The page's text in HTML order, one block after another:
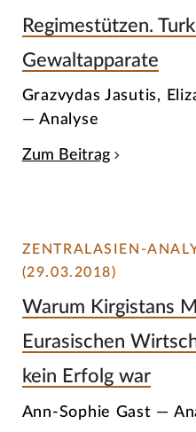
Regimestützen.
Gewaltapparate
Grazvydas Jasutis,
— Analyse
Zum Beitrag
ZENTRALASIEN-
(29.03.2018)
Warum Kirgistans
Eurasischen
kein Erfolg war
Ann-Sophie Gast —